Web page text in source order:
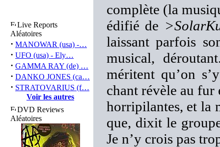
Live Reports
Aléatoires
· MANOWAR (usa) -…
· UFO (usa) - Ely…
· GAMMA RAY (de) …
· DANKO JONES (ca…
· STRATOVARIUS (f…
Voir les autres
DVD Reviews
Aléatoires
complète (la
édifié de
laissant parfois
musical,
méritent qu’on
chant révèle au fur
horripilantes, et la
que, dixit le
Je n’y crois pas